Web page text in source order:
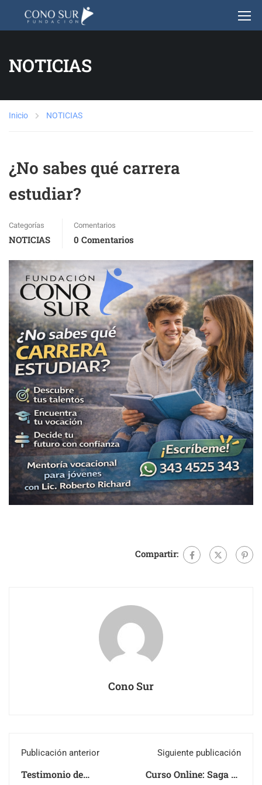
NOTICIAS
Inicio NOTICIAS
¿No sabes qué carrera
estudiar?
Categorías
NOTICIAS
Comentarios
0 Comentarios
Compartir:
Cono Sur
Publicación anterior
Testimonio de
Siguiente publicación
Curso Online: Saga de